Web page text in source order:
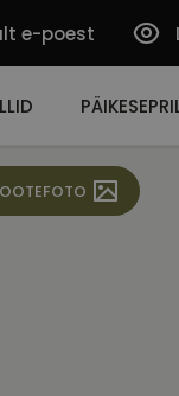
e-poest